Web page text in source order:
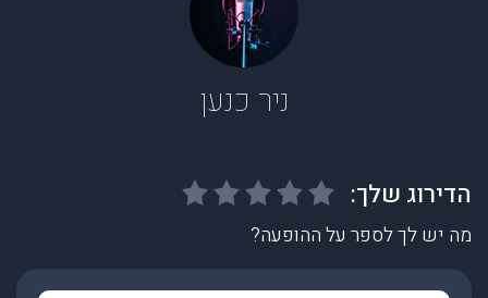
ניר כנען
מה יש לך לספר על ההופעה?